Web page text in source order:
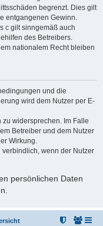
begrenzt. Dies gilt
entgangenen Gewinn.
c gilt sinngemäß auch
des Betreibers.
nationalem Recht bleiben
und die
wird dem Nutzer per E-
widersprechen. Im Falle
Betreiber und dem Nutzer
Wirkung.
wenn der Nutzer
persönlichen Daten